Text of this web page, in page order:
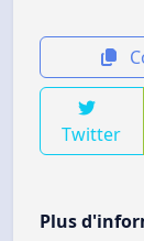
Twitter
Plus